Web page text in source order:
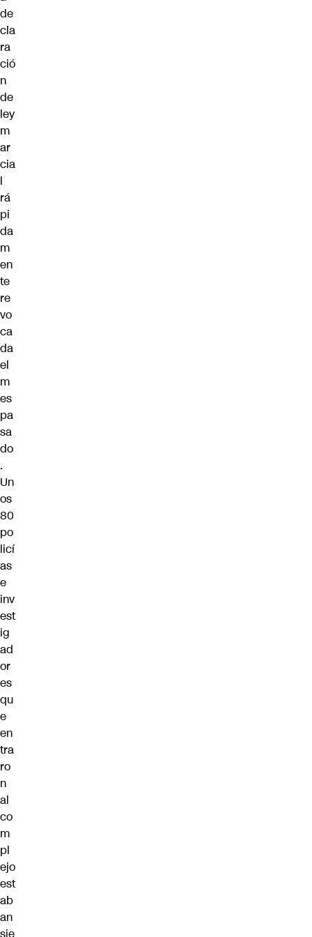
de
cla
ra
ció
n
de
ley
m
ar
cia
l
rá
pi
da
m
en
te
re
vo
ca
da
el
m
es
pa
sa
do
.
Un
os
80
po
licí
as
e
inv
est
ig
ad
or
es
qu
e
en
tra
ro
n
al
co
m
pl
ejo
est
ab
an
sie